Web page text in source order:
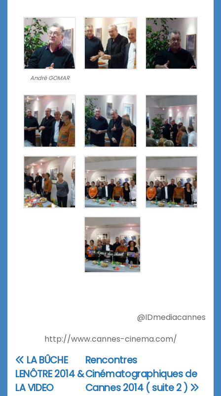
André GOMAR
@IDmediacannes
http://www.cannes-cinema.com/
Navigation
de
Rencontres
Cinématographiques de
Cannes 2014 ( suite 2 )
LA BÛCHE
LENÔTRE 2014 &
LA VIDEO